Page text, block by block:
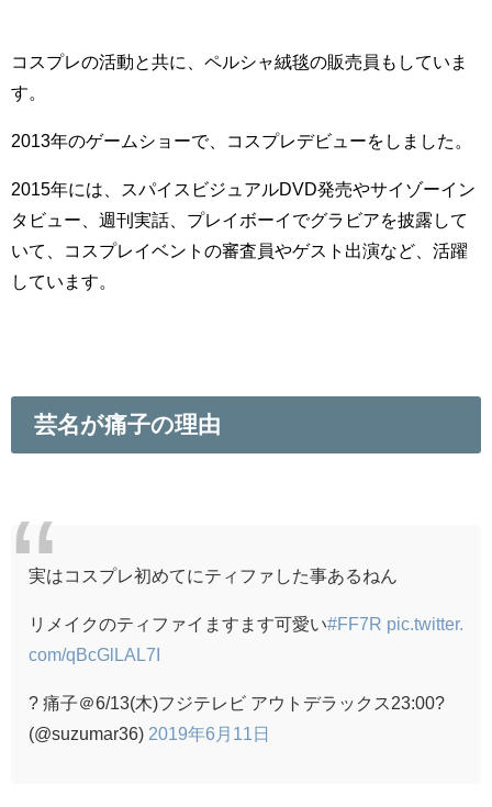
コスプレの活動と共に、ペルシャ絨毯の販売員もしていま
す。
2013年のゲームショーで、コスプレデビューをしました。
2015年には、スパイスビジュアルDVD発売やサイゾーイン
タビュー、週刊実話、プレイボーイでグラビアを披露して
いて、コスプレイベントの審査員やゲスト出演など、活躍
しています。
芸名が痛子の理由
実はコスプレ初めてにティファした事あるねん
リメイクのティファイますます可愛い#FF7R pic.twitter.
com/qBcGlLAL7I
? 痛子＠6/13(木)フジテレビ アウトデラックス23:00?
(@suzumar36) 2019年6月11日